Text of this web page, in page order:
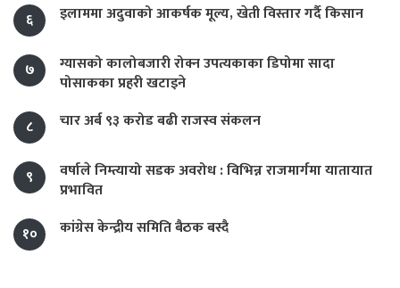
६ इलाममा अदुवाको आकर्षक मूल्य, खेती विस्तार गर्दै किसान
७
ग्यासको कालोबजारी रोक्न उपत्यकाका डिपोमा सादा
पोसाकका प्रहरी खटाइने
८
चार अर्ब ९३ करोड बढी राजस्व संकलन
९
वर्षाले निम्त्यायो सडक अवरोध : विभिन्न राजमार्गमा यातायात
प्रभावित
१०
कांग्रेस केन्द्रीय समिति बैठक बस्दै